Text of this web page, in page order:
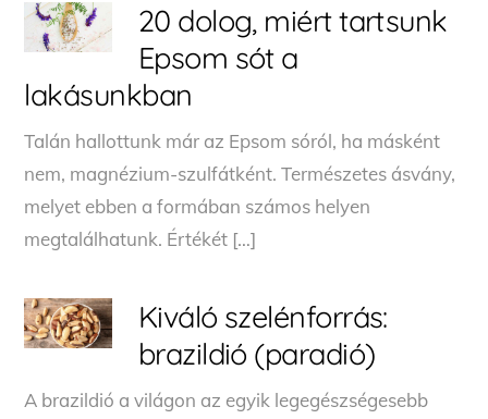
20 dolog, miért tartsunk
Epsom sót a
lakásunkban
Talán hallottunk már az Epsom sóról, ha másként
nem, magnézium-szulfátként. Természetes ásvány,
melyet ebben a formában számos helyen
megtalálhatunk. Értékét […]
Kiváló szelénforrás:
brazildió (paradió)
A brazildió a világon az egyik legegészségesebb